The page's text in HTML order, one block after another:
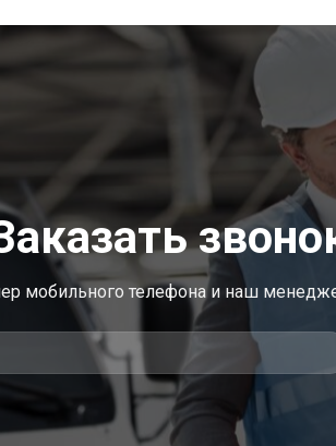
мобильного телефона и наш